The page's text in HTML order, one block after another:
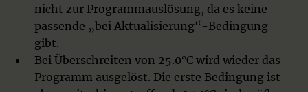
nicht zur Programmauslösung, da es keine
passende „bei Aktualisierung“-Bedingung
gibt.
Bei Überschreiten von 25.0°C wird wieder das
Programm ausgelöst. Die erste Bedingung ist